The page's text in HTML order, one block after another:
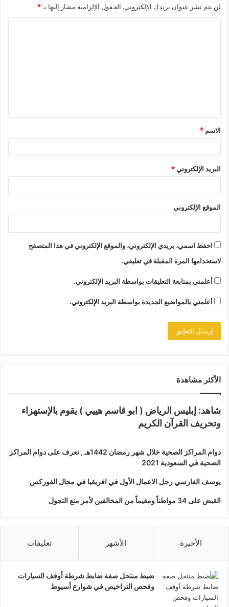
لن يتم نشر عنوان بريدك الإلكتروني. الحقول الإلزامية مشار إليها بـ*
ق
*
الاسم *
البريد الإلكتروني*
الموقع الإلكتروني
احفظ اسمي، بريدي الإلكتروني، والموقع الإلكتروني في هذا المتصفح
لاستخدامها المرة المقبلة في تعليقي.
أعلمني بمتابعة التعليقات بواسطة البريد الإلكتروني.
أعلمني بالمواضيع الجديدة بواسطة البريد الإلكتروني.
الأكثر مشاهدة
شاهد: إبليس الرياض ( ابو قاسم هييي ) يقوم بالإستهزاء
وتحريف القرآن الكريم
دوام المراكز الصحية خلال شهر رمضان 1442هـ , تعرف على دوام المراكز
الصحية في السعودية 2021
يوسف الفارسي رجل الاعمال الأول في افريقيا في مجال الفوركس
القبض على 34 مواطناً ومقيماً من المخالفين لأمر منع التجول
الأخيرة الأشهر تعليقات
ضبط منتحل صفة ضابط شرطة أوقف السيارات
وفحص التراخيص في شوارع أسيوط